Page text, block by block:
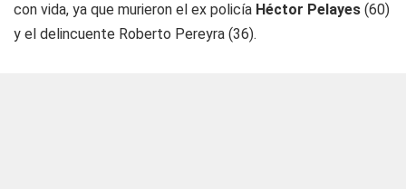
con vida, ya que murieron el ex policía Héctor Pelayes (60)
y el delincuente Roberto Pereyra (36).